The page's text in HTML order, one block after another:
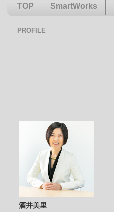
TOP SmartWorks
PROFILE
酒井美里